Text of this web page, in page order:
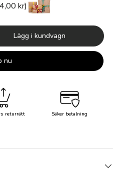
kr)
Lägg i kundvagn
nu
returrätt Säker betalning